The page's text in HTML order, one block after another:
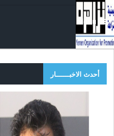
أحدث الاخبـــــــار